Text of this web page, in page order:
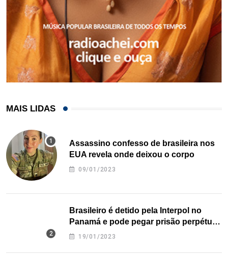
MAIS LIDAS
Assassino confesso de brasileira nos
EUA revela onde deixou o corpo
09/01/2023
Brasileiro é detido pela Interpol no
Panamá e pode pegar prisão perpétua
nos EUA
19/01/2023